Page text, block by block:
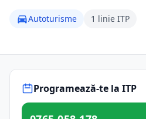
Autoturisme 1 linie ITP
Programează-te la ITP